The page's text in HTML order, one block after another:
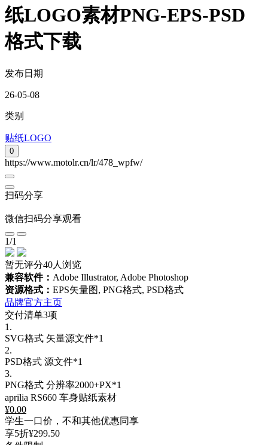
纸LOGO素材PNG-EPS-PSD
格式下载
发布日期
26-05-08
类别
贴纸LOGO
0
https://www.motolr.cn/lr/478_wpfw/
扫码分享
微信扫码分享观看
1/1
暂无评分40人浏览
兼容软件： Adobe Illustrator, Adobe Photoshop
资源格式： EPS矢量图, PNG格式, PSD格式
品牌官方主页
交付清单3项
1.
SVG格式 矢量源文件*1
2.
PSD格式 源文件*1
3.
PNG格式 分辨率2000+PX*1
aprilia RS660 车身贴纸素材
¥0.00
学生一口价，不和其他优惠同享
享5折¥299.50